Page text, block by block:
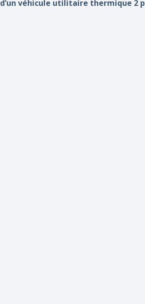
d’un véhicule utilitaire thermique 2 p